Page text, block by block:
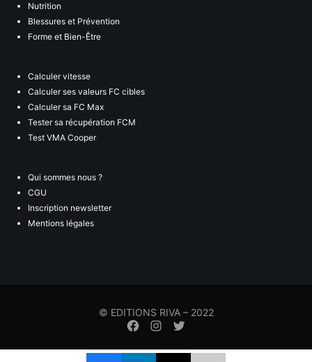
Nutrition
Blessures et Prévention
Forme et Bien-Être
Calculer vitesse
Calculer ses valeurs FC cibles
Calculer sa FC Max
Tester sa récupération FCM
Test VMA Cooper
Qui sommes nous ?
CGU
Inscription newsletter
Mentions légales
© EDITIONS RIVA – 2022
Élément
menude
de